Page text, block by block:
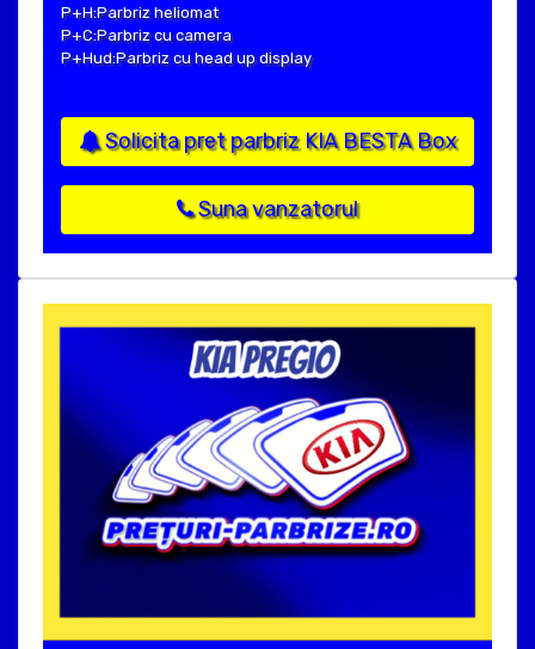
P+H:Parbriz heliomat
P+C:Parbriz cu camera
P+Hud:Parbriz cu head up display
Solicita pret parbriz KIA BESTA Box
Suna vanzatorul